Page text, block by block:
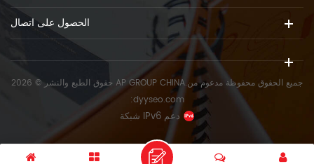
الحصول على اتصال
حقوق الطبع والنشر © 2026 AP GROUP CHINA.جميع الحقوق محفوظة مدعوم من
:dyyseo.com
شبكة IPv6 دعم